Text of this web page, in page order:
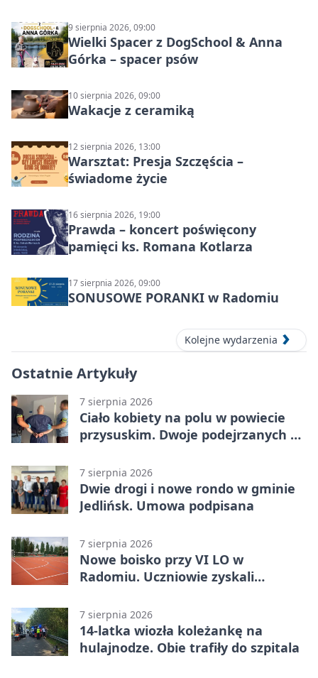
9 sierpnia 2026, 09:00
Wielki Spacer z DogSchool & Anna
Górka – spacer psów
10 sierpnia 2026, 09:00
Wakacje z ceramiką
12 sierpnia 2026, 13:00
Warsztat: Presja Szczęścia –
świadome życie
16 sierpnia 2026, 19:00
Prawda – koncert poświęcony
pamięci ks. Romana Kotlarza
17 sierpnia 2026, 09:00
SONUSOWE PORANKI w Radomiu
Kolejne wydarzenia
Ostatnie Artykuły
7 sierpnia 2026
Ciało kobiety na polu w powiecie
przysuskim. Dwoje podejrzanych w
7 sierpnia 2026
Dwie drogi i nowe rondo w gminie
Jedlińsk. Umowa podpisana
7 sierpnia 2026
Nowe boisko przy VI LO w
Radomiu. Uczniowie zyskali
7 sierpnia 2026
14-latka wiozła koleżankę na
hulajnodze. Obie trafiły do szpitala